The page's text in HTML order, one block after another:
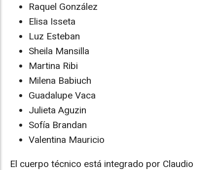
Raquel González
Elisa Isseta
Luz Esteban
Sheila Mansilla
Martina Ribi
Milena Babiuch
Guadalupe Vaca
Julieta Aguzin
Sofía Brandan
Valentina Mauricio
El cuerpo técnico está integrado por Claudio